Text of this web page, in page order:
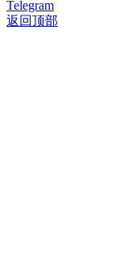
Telegram
返回顶部